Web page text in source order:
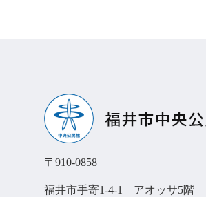
〒910-0858
福井市手寄1-4-1 アオッサ5階